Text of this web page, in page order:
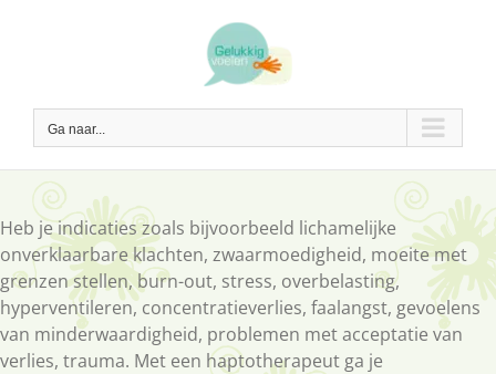
Ga naar...
Heb je indicaties zoals bijvoorbeeld lichamelijke
onverklaarbare klachten, zwaarmoedigheid, moeite met
grenzen stellen, burn-out, stress, overbelasting,
hyperventileren, concentratieverlies, faalangst, gevoelens
van minderwaardigheid, problemen met acceptatie van
verlies, trauma. Met een haptotherapeut ga je